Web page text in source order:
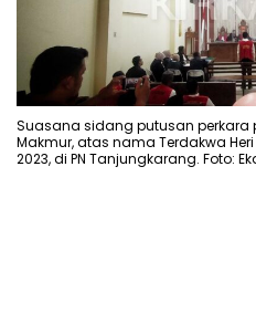
Suasana sidang putusan perkara
Makmur, atas nama Terdakwa
2023, di PN Tanjungkarang. Foto: